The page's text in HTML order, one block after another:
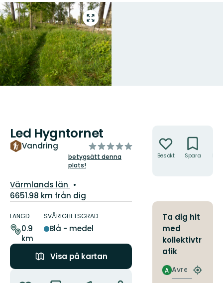
Gå
till
helskärmsläge
Led Hygntornet
Vandring
av
5
betygsätt denna
plats!
Län:
Värmlands län
6651.98 km från dig
om
leden
LÄNGD
0.9
km
SVÅRIGHETSGRAD
Blå - medel
Visa på kartan
Besökt Spara
Ta dig hit
med
kollektivtr
afik
Avresa
A
Hitta